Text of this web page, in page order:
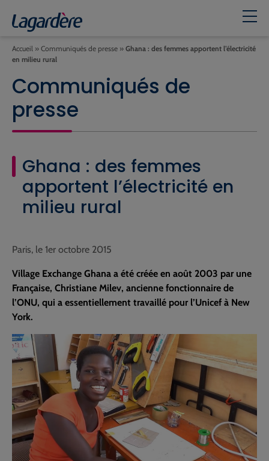
Accueil » Communiqués de presse » Ghana : des femmes apportent l’électricité
en milieu rural
Communiqués de
presse
Ghana : des femmes
apportent l’électricité en
milieu rural
Paris, le 1er octobre 2015
Village Exchange Ghana a été créée en août 2003 par une
Française, Christiane Milev, ancienne fonctionnaire de
l’ONU, qui a essentiellement travaillé pour l’Unicef à New
York.